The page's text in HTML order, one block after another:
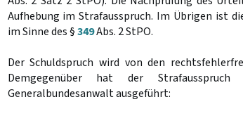
Aufhebung im Strafausspruch. Im Übrigen ist
im Sinne des §349Abs. 2 StPO.
Der Schuldspruch wird von den
Demgegenüber hat der
Generalbundesanwalt ausgeführt: